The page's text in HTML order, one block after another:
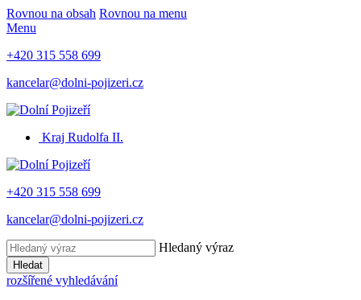
Rovnou na obsah Rovnou na menu
Menu
+420 315 558 699
kancelar@dolni-pojizeri.cz
Kraj Rudolfa II.
+420 315 558 699
kancelar@dolni-pojizeri.cz
Hledaný výraz
Hledat
rozšířené vyhledávání